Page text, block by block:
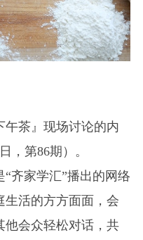
午茶』现场讨论的内
，第86期）。
“齐家学汇”播出的网络
生活的方方面面，会
他会众轻松对话，共